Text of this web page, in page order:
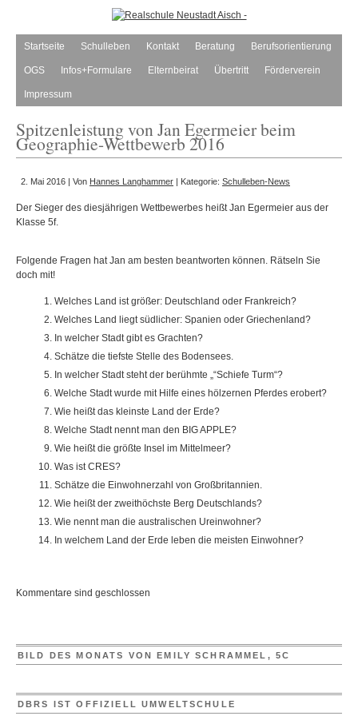
Startseite Schulleben Kontakt Beratung Berufsorientierung
OGS Infos+Formulare Elternbeirat Übertritt Förderverein
Impressum
Spitzenleistung von Jan Egermeier beim
Geographie-Wettbewerb 2016
2. Mai 2016 | Von Hannes Langhammer | Kategorie: Schulleben-News
Der Sieger des diesjährigen Wettbewerbes heißt Jan Egermeier aus der
Klasse 5f.
Folgende Fragen hat Jan am besten beantworten können. Rätseln Sie
doch mit!
Welches Land ist größer: Deutschland oder Frankreich?
Welches Land liegt südlicher: Spanien oder Griechenland?
In welcher Stadt gibt es Grachten?
Schätze die tiefste Stelle des Bodensees.
In welcher Stadt steht der berühmte „“Schiefe Turm“?
Welche Stadt wurde mit Hilfe eines hölzernen Pferdes erobert?
Wie heißt das kleinste Land der Erde?
Welche Stadt nennt man den BIG APPLE?
Wie heißt die größte Insel im Mittelmeer?
Was ist CRES?
Schätze die Einwohnerzahl von Großbritannien.
Wie heißt der zweithöchste Berg Deutschlands?
Wie nennt man die australischen Ureinwohner?
In welchem Land der Erde leben die meisten Einwohner?
Kommentare sind geschlossen
BILD DES MONATS VON EMILY SCHRAMMEL, 5C
DBRS IST OFFIZIELL UMWELTSCHULE